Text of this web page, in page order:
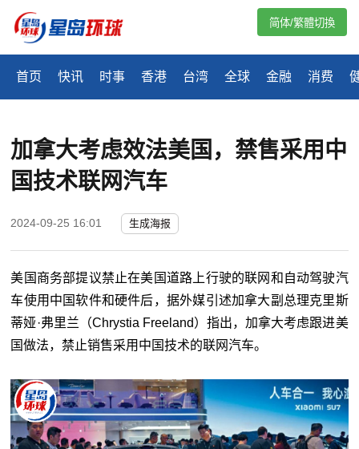
首页 快讯 时事 香港 台湾 全球 金融 消费
简体/繁體切換
加拿大考虑效法美国，禁售采用中
国技术联网汽车
2024-09-25 16:01 生成海报
美国商务部提议禁止在美国道路上行驶的联网和自动驾驶汽
车使用中国软件和硬件后，据外媒引述加拿大副总理克里斯
蒂娅·弗里兰（Chrystia Freeland）指出，加拿大考虑跟进美
国做法，禁止销售采用中国技术的联网汽车。